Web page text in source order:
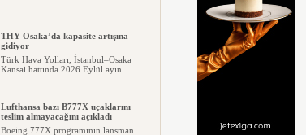
THY Osaka’da kapasite artışına
gidiyor
Türk Hava Yolları, İstanbul–Osaka
Kansai hattında 2026 Eylül ayın...
Lufthansa bazı B777X uçaklarını
teslim almayacağını açıkladı
Boeing 777X programının lansman